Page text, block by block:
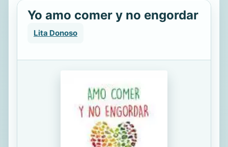
Yo amo comer y no engordar
Lita Donoso